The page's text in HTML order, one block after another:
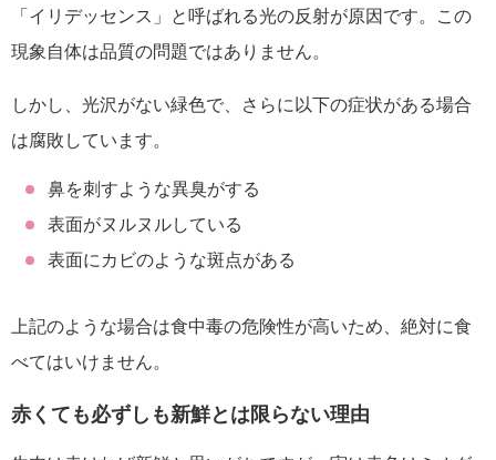
「イリデッセンス」と呼ばれる光の反射が原因です。この
現象自体は品質の問題ではありません。
しかし、光沢がない緑色で、さらに以下の症状がある場合
は腐敗しています。
鼻を刺すような異臭がする
表面がヌルヌルしている
表面にカビのような斑点がある
上記のような場合は食中毒の危険性が高いため、絶対に食
べてはいけません。
赤くても必ずしも新鮮とは限らない理由